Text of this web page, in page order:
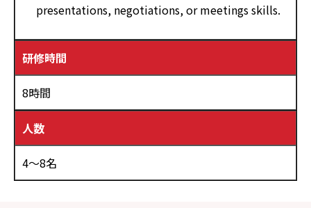
presentations, negotiations, or meetings skills.
研修時間
8時間
人数
4～8名